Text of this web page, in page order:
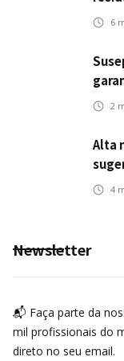
6
2
Alta
4
Newsletter
📬 Faça parte da
mil profissionais do
direto no seu email.